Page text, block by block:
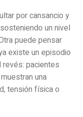
por cansancio y
un nivel
puede pensar
existe un episodio
revés: pacientes
una
tensión física o